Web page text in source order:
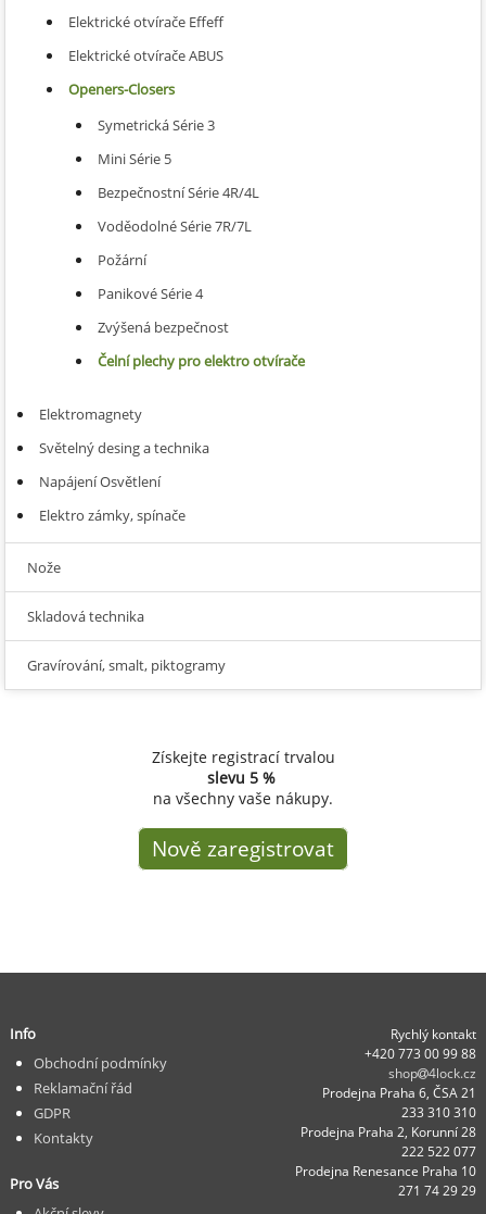
Elektrické otvírače Effeff
Elektrické otvírače ABUS
Openers-Closers
Symetrická Série 3
Mini Série 5
Bezpečnostní Série 4R/4L
Voděodolné Série 7R/7L
Požární
Panikové Série 4
Zvýšená bezpečnost
Čelní plechy pro elektro otvírače
Elektromagnety
Světelný desing a technika
Napájení Osvětlení
Elektro zámky, spínače
Nože
Skladová technika
Gravírování, smalt, piktogramy
Získejte registrací trvalou
slevu 5 %
na všechny vaše nákupy.
Nově zaregistrovat
Rychlý kontakt
+420 773 00 99 88
shop
4lock.cz
Prodejna Praha 6, ČSA 21
233 310 310
Prodejna Praha 2, Korunní 28
222 522 077
Prodejna Renesance Praha 10
271 74 29 29
Info
Obchodní podmínky
Reklamační řád
GDPR
Kontakty
Pro Vás